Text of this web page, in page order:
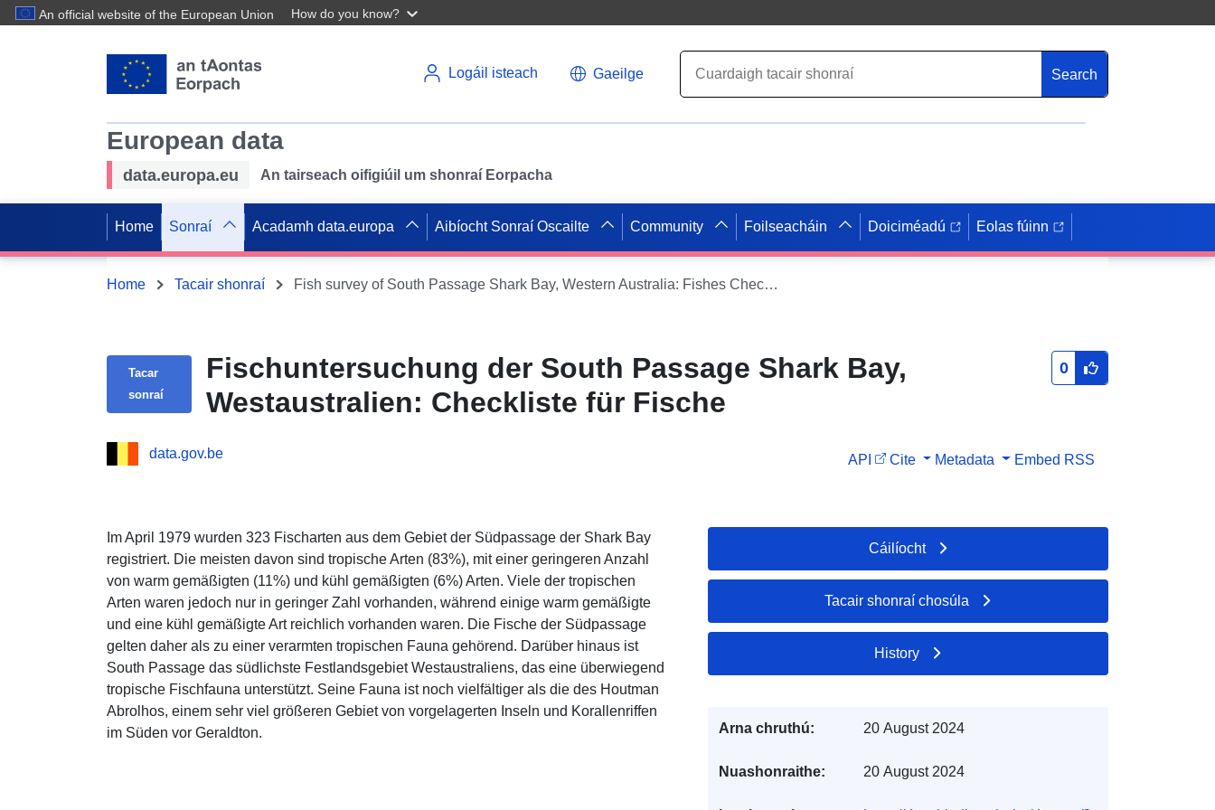
An official website of the European Union How do you know?
Logáil isteach Gaeilge Search
European data
data.europa.eu An tairseach oifigiúil um shonraí Eorpacha
Home Sonraí Acadamh data.europa Aibíocht Sonraí Oscailte Community Foilseacháin Doiciméadú Eolas fúinn
Home Tacair shonraí Fish survey of South Passage Shark Bay, Western Australia: Fishes Checklist
Tacar
sonraí
Fischuntersuchung der South Passage Shark Bay,
Westaustralien: Checkliste für Fische
0
data.gov.be API Cite Metadata Embed RSS
Im April 1979 wurden 323 Fischarten aus dem Gebiet der Südpassage der Shark Bay
registriert. Die meisten davon sind tropische Arten (83%), mit einer geringeren Anzahl
von warm gemäßigten (11%) und kühl gemäßigten (6%) Arten. Viele der tropischen
Arten waren jedoch nur in geringer Zahl vorhanden, während einige warm gemäßigte
und eine kühl gemäßigte Art reichlich vorhanden waren. Die Fische der Südpassage
gelten daher als zu einer verarmten tropischen Fauna gehörend. Darüber hinaus ist
South Passage das südlichste Festlandsgebiet Westaustraliens, das eine überwiegend
tropische Fischfauna unterstützt. Seine Fauna ist noch vielfältiger als die des Houtman
Abrolhos, einem sehr viel größeren Gebiet von vorgelagerten Inseln und Korallenriffen
im Süden vor Geraldton.
Cáilíocht
Tacair shonraí chosúla
History
Arna chruthú: 20 August 2024
Nuashonraithe: 20 August 2024